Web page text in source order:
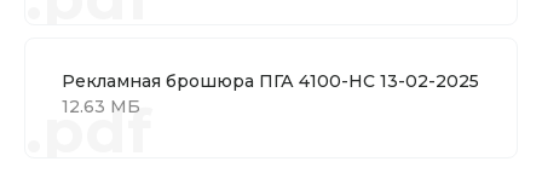
Рекламная брошюра ПГА 4100-НС 13-02-2025
12.63 МБ
.pdf